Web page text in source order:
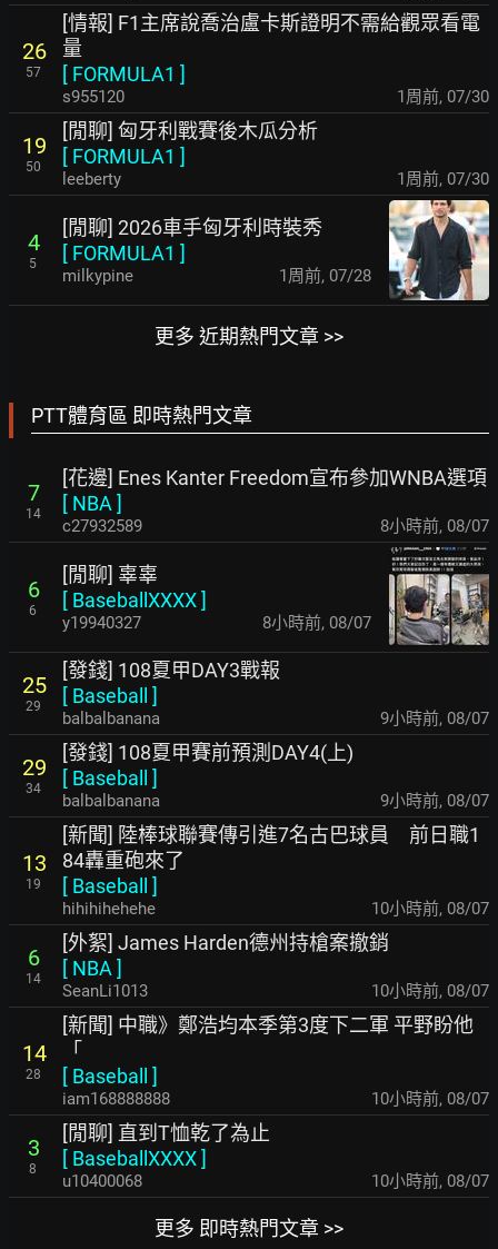
26
57
[情報] F1主席說喬治盧卡斯證明不需給觀眾看電
量
[ FORMULA1 ]
s955120 1周前, 07/30
19
50
[閒聊] 匈牙利戰賽後木瓜分析
[ FORMULA1 ]
leeberty 1周前, 07/30
4
5
[閒聊] 2026車手匈牙利時裝秀
[ FORMULA1 ]
milkypine 1周前, 07/28
更多 近期熱門文章 >>
PTT體育區 即時熱門文章
7
14
[花邊] Enes Kanter Freedom宣布參加WNBA選項
[ NBA ]
c27932589 8小時前, 08/07
6
6
[閒聊] 辜辜
[ BaseballXXXX]
y19940327 8小時前, 08/07
25
29
[發錢] 108夏甲DAY3戰報
[ Baseball ]
balbalbanana 9小時前, 08/07
29
34
[發錢] 108夏甲賽前預測DAY4(上)
[ Baseball ]
balbalbanana 9小時前, 08/07
13
19
[新聞] 陸棒球聯賽傳引進7名古巴球員 前日職1
84轟重砲來了
[ Baseball ]
hihihihehehe 10小時前, 08/07
6
14
[外絮] James Harden德州持槍案撤銷
[ NBA ]
SeanLi1013 10小時前, 08/07
14
28
[新聞] 中職》鄭浩均本季第3度下二軍 平野盼他
「
[ Baseball ]
iam168888888 10小時前, 08/07
3
8
[閒聊] 直到T恤乾了為止
[ BaseballXXXX]
u10400068 10小時前, 08/07
更多 即時熱門文章 >>